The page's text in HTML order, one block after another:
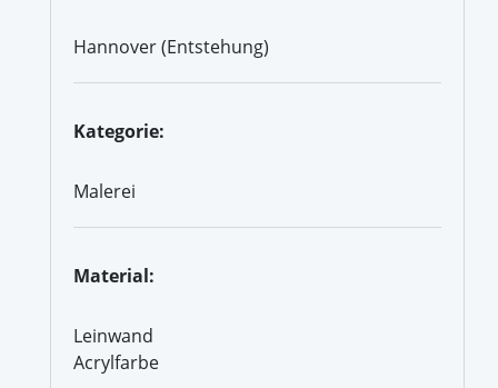
Hannover (Entstehung)
Kategorie:
Malerei
Material:
Leinwand
Acrylfarbe